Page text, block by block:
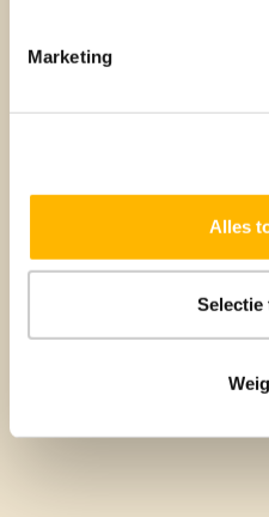
Marketing
Alles
Selectie
In